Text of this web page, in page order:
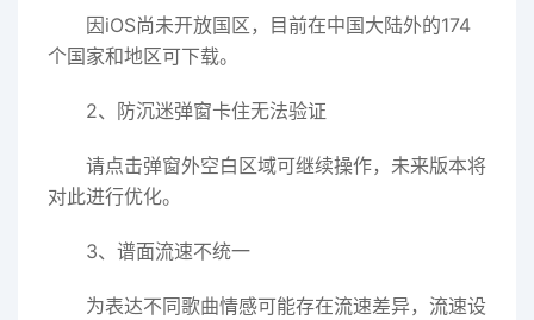
因iOS尚未开放国区，目前在中国大陆外的174
个国家和地区可下载。
2、防沉迷弹窗卡住无法验证
请点击弹窗外空白区域可继续操作，未来版本将
对此进行优化。
3、谱面流速不统一
为表达不同歌曲情感可能存在流速差异，流速设